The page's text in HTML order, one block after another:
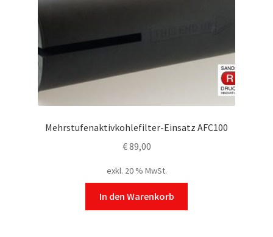
Mehrstufenaktivkohlefilter-Einsatz AFC100
€89,00
exkl. 20 % MwSt.
In den Warenkorb